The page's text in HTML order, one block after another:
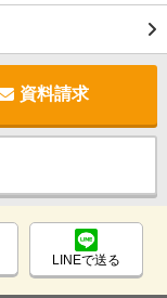
資料請求
LINEで送る